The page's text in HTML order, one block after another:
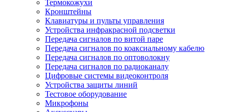
Термокожухи
Кронштейны
Клавиатуры и пульты управления
Устройства инфракрасной подсветки
Передача сигналов по витой паре
Передача сигналов по коаксиальному кабелю
Передача сигналов по оптоволокну
Передача сигналов по радиоканалу
Цифровые системы видеоконтроля
Устройства защиты линий
Тестовое оборудование
Микрофоны